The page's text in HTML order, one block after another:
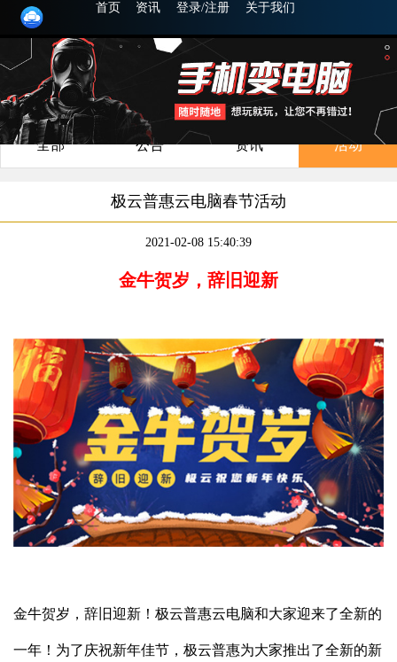
首页 资讯 登录/注册 关于我们
全部 公告 资讯 活动
极云普惠云电脑春节活动
2021-02-08 15:40:39
金牛贺岁，辞旧迎新
金牛贺岁，辞旧迎新！极云普惠云电脑和大家迎来了全新的
一年！为了庆祝新年佳节，极云普惠为大家推出了全新的新